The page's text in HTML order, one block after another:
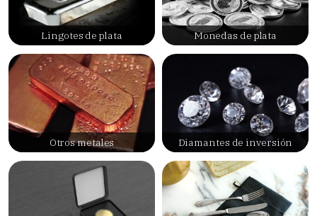
Lingotes de plata Monedas de plata
Otros metales Diamantes de inversión